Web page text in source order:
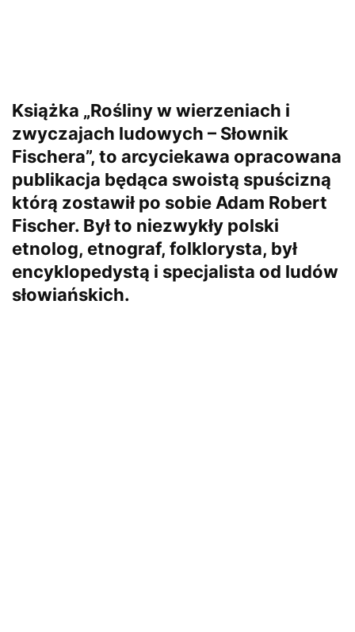
Książka „Rośliny w wierzeniach i
zwyczajach ludowych – Słownik
Fischera”, to arcyciekawa opracowana
publikacja będąca swoistą spuścizną
którą zostawił po sobie Adam Robert
Fischer. Był to niezwykły polski
etnolog, etnograf, folklorysta, był
encyklopedystą i specjalista od ludów
słowiańskich.